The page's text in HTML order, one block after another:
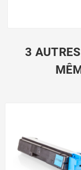
3